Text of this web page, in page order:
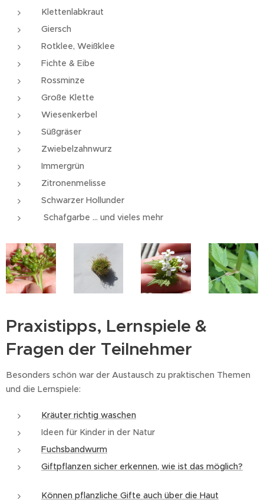
Klettenlabkraut
Giersch
Rotklee, Weißklee
Fichte & Eibe
Rossminze
Große Klette
Wiesenkerbel
Süßgräser
Zwiebelzahnwurz
Immergrün
Zitronenmelisse
Schwarzer Hollunder
Schafgarbe ... und vieles mehr
Praxistipps, Lernspiele &
Fragen der Teilnehmer
Besonders schön war der Austausch zu praktischen Themen
und die Lernspiele:
Kräuter richtig waschen
Ideen für Kinder in der Natur
Fuchsbandwurm
Giftpflanzen sicher erkennen, wie ist das möglich?
Können pflanzliche Gifte auch über die Haut